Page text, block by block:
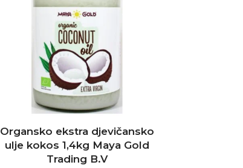
Organsko ekstra djevičansko
ulje kokos 1,4kg Maya Gold
Trading B.V